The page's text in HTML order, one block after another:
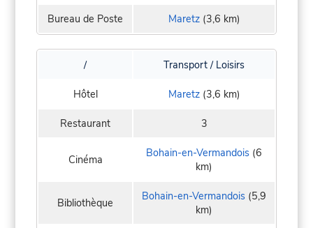
Bureau de Poste Maretz(3,6 km)
/ Transport / Loisirs
Hôtel Maretz(3,6 km)
Restaurant 3
Cinéma Bohain-en-Vermandois (6
km)
Bibliothèque Bohain-en-Vermandois (5,9
km)